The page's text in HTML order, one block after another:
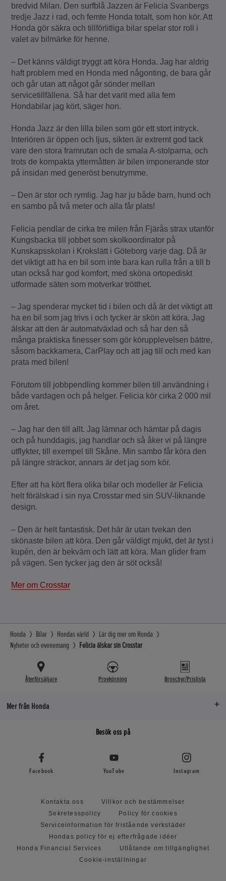
bredvid Milan. Den surfblå Jazzen är Felicia Svanbergs
tredje Jazz i rad, och femte Honda totalt, som hon kör. Att
Honda gör säkra och tillförlitliga bilar spelar stor roll i
valet av bilmärke för henne.
– Det känns väldigt tryggt att köra Honda. Jag har aldrig
haft problem med en Honda med någonting, de bara går
och går utan att något går sönder mellan
servicetillfällena. Så har det varit med alla fem
Hondabilar jag kört, säger hon.
Honda Jazz är den lilla bilen som gör ett stort intryck.
Interiören är öppen och ljus, sikten är extremt god tack
vare den stora framrutan och de smala A-stolparna, och
trots de kompakta yttermåtten är bilen imponerande stor
på insidan med generöst benutrymme.
– Den är stor och rymlig. Jag har ju både barn, hund och
en sambo på två meter och alla får plats!
Felicia pendlar de cirka tre milen från Fjärås strax utanför
Kungsbacka till jobbet som skolkoordinator på
Kunskapsskolan i Krokslätt i Göteborg varje dag. Då är
det viktigt att ha en bil som inte bara kan rulla från a till b
utan också har god komfort, med sköna ortopediskt
utformade säten som motverkar trötthet.
– Jag spenderar mycket tid i bilen och då är det viktigt att
ha en bil som jag trivs i och tycker är skön att köra. Jag
älskar att den är automatväxlad och så har den så
många praktiska finesser som gör körupplevelsen bättre,
såsom backkamera, CarPlay och att jag till och med kan
prata med bilen!
Förutom till jobbpendling kommer bilen till användning i
både vardagen och på helger. Felicia kör cirka 2 000 mil
om året.
– Jag har den till allt. Jag lämnar och hämtar på dagis
och på hunddagis, jag handlar och så åker vi på längre
utflykter, till exempel till Skåne. Min sambo får köra den
på längre sträckor, annars är det jag som kör.
Efter att ha kört flera olika bilar och modeller är Felicia
helt förälskad i sin nya Crosstar med sin SUV-liknande
design.
– Den är helt fantastisk. Det här är utan tvekan den
skönaste bilen att köra. Den går väldigt mjukt, det är tyst i
kupén, den är bekväm och lätt att köra. Man glider fram
på vägen. Sen tycker jag den är söt också!
Mer om Crosstar
Honda Bilar Hondas värld
Lär dig mer om Honda
Nyheter och evenemang
Felicia älskar sin Crosstar
Återförsäljare Provkörning Broschyr/Prislista
Mer från Honda
Besök oss på
Facebook YouTube Instagram
Kontakta oss
Villkor och bestämmelser
Sekretesspolicy
Policy för cookies
Serviceinformation för fristående verkstäder
Hondas policy för ej efterfrågade idéer
Honda Financial Services
Utlåtande om tillgänglighet
Cookie-inställningar